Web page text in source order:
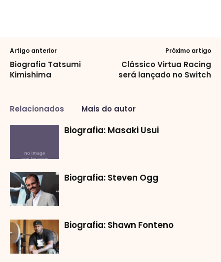
Artigo anterior
Biografia Tatsumi
Kimishima
Próximo artigo
Clássico Virtua Racing
será lançado no Switch
Relacionados Mais do autor
Biografia: Masaki Usui
Biografia: Steven Ogg
Biografia: Shawn Fonteno